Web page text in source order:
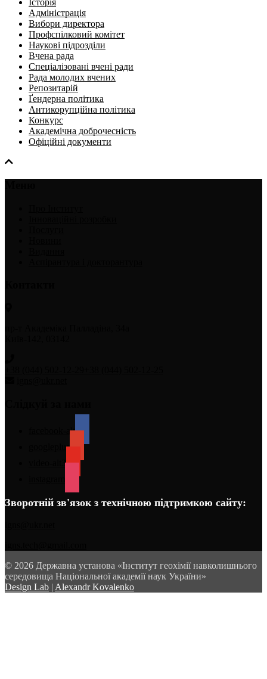
Історія
Адміністрація
Вибори директора
Профспілковий комітет
Наукові підрозділи
Вчена рада
Спеціалізовані вчені ради
Рада молодих вчених
Репозитарій
Ґендерна політика
Антикорупційна політика
Конкурс
Академічна доброчесність
Офіційні документи
facebook-alt
googleplus
video-alt3
Зворотній зв'язок з технічною підтримкою сайту:
© 2026 Державна установа «Інститут геохімії навколишнього
середовища Національної академії наук України»
Design Lab | Alexandr Kovalenko